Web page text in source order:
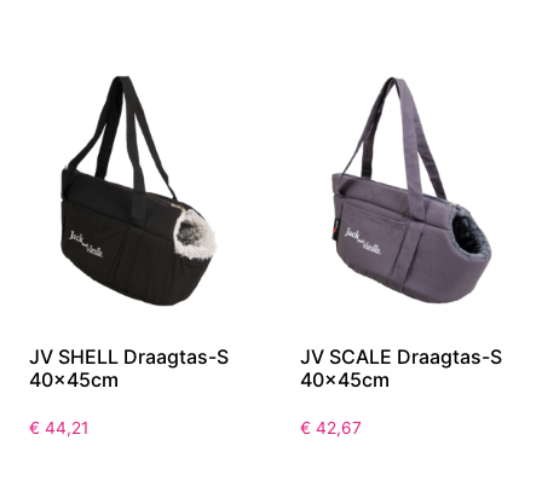
JV SHELL Draagtas-S
40x45cm
€ 44,21
JV SCALE Draagtas-S
40x45cm
€ 42,67